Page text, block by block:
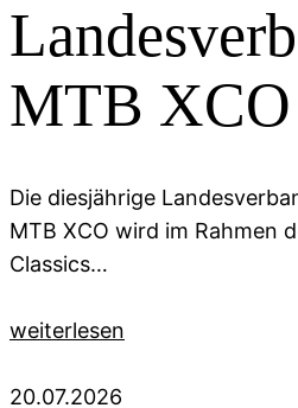
MTB XCO
Die diesjährige
MTB XCO wird im Rahmen
Classics…
weiterlesen
20.07.2026